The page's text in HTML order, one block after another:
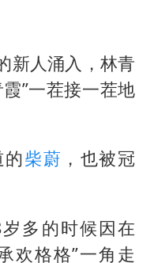
新人涌入，林青
”一茬接一茬地
柴蔚 ，也被冠
多的时候因在
欢格格”一角走